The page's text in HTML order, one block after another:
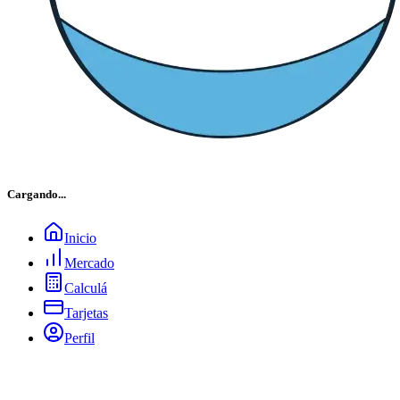
Cargando...
Inicio
Mercado
Calculá
Tarjetas
Perfil